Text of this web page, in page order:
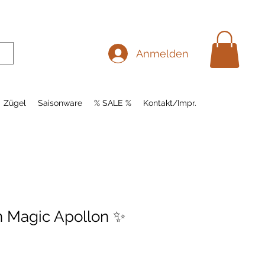
Anmelden
Zügel Saisonware % SALE % Kontakt/Impr.
Magic Apollon ✨